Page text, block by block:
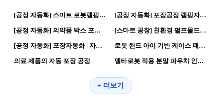
[공정 자동화] 스마트 로봇랩핑기 | 로봇활용 · 스마트공장 [공정 자동화] 포장공정 랩핑자동화 | 로봇활용 · 스마트공장
254 0
[공정 자동화] 의약품 박스 포장 자동화 설비 | 로봇활용 · 자동화 공정
109 0
[스마트 공장] 친환경 펄프몰드 완충제 | 제조혁신 · 스마트공장
326 0
[공정 자동화] 포장자동화 | 자율화 공장 자동화 공정
80 0
로봇 핸드 아이 기반 케이스 패킹 자동화 #1
114 0
의료 제품의 자동 포장 공정
107 0
델타로봇 적용 분말 파우치 인케이싱·박스포장 자동화
+ 더보기